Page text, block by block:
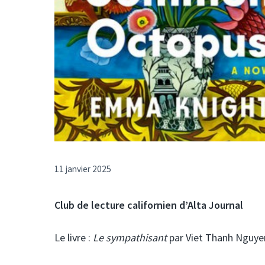
11 janvier 2025
Club de lecture californien d’Alta Journal
Le livre : Le sympathisantpar Viet Thanh